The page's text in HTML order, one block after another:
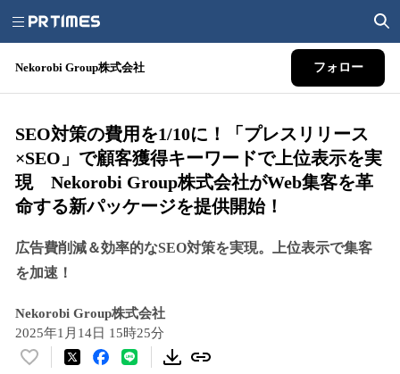
Nekorobi Group株式会社 フォロー
SEO対策の費用を1/10に！「プレスリリース
×SEO」で顧客獲得キーワードで上位表示を実
現 Nekorobi Group株式会社がWeb集客を革
命する新パッケージを提供開始！
広告費削減＆効率的なSEO対策を実現。上位表示で集客
を加速！
Nekorobi Group株式会社
2025年1月14日 15時25分
い